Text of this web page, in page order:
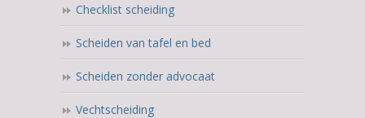
Checklist scheiding
Scheiden van tafel en bed
Scheiden zonder advocaat
Vechtscheiding